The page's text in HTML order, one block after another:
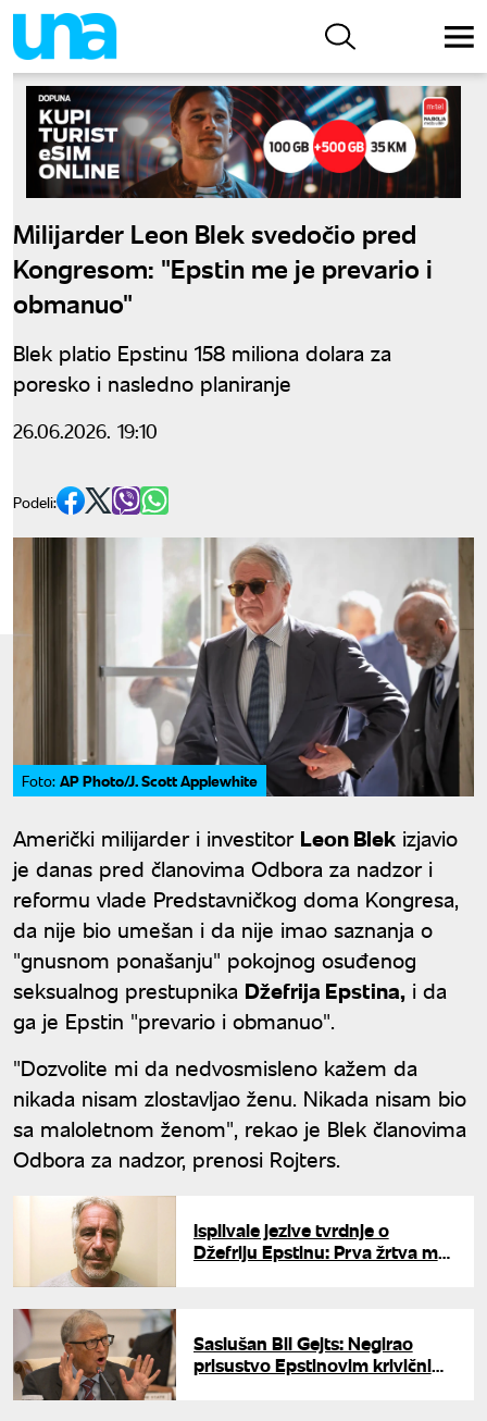
Milijarder Leon Blek svedočio pred
Kongresom: "Epstin me je prevario i
obmanuo"
Blek platio Epstinu 158 miliona dolara za
poresko i nasledno planiranje
26.06.2026. 19:10
Podeli:
Foto: AP Photo/J. Scott Applewhite
Američki milijarder i investitor Leon Blek izjavio
je danas pred članovima Odbora za nadzor i
reformu vlade Predstavničkog doma Kongresa,
da nije bio umešan i da nije imao saznanja o
"gnusnom ponašanju" pokojnog osuđenog
seksualnog prestupnika Džefrija Epstina, i da
ga je Epstin "prevario i obmanuo".
"Dozvolite mi da nedvosmisleno kažem da
nikada nisam zlostavljao ženu. Nikada nisam bio
sa maloletnom ženom", rekao je Blek članovima
Odbora za nadzor, prenosi Rojters.
Isplivale jezive tvrdnje o
Džefriju Epstinu: Prva žrtva mu
Saslušan Bil Gejts: Negirao
prisustvo Epstinovim krivičnim